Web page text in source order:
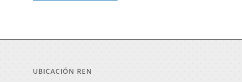
UBICACIÓN REN